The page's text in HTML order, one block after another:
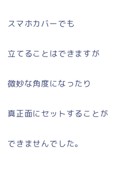
スマホカバーでも
立てることはできますが
微妙な角度になったり
真正面にセットすることが
できませんでした。